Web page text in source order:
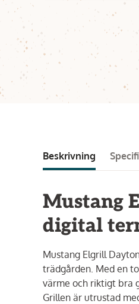
Beskrivning
Mustang
digital
Mustang Elgrill
trädgården. Med en
värme och riktigt bra
Grillen är utrustad